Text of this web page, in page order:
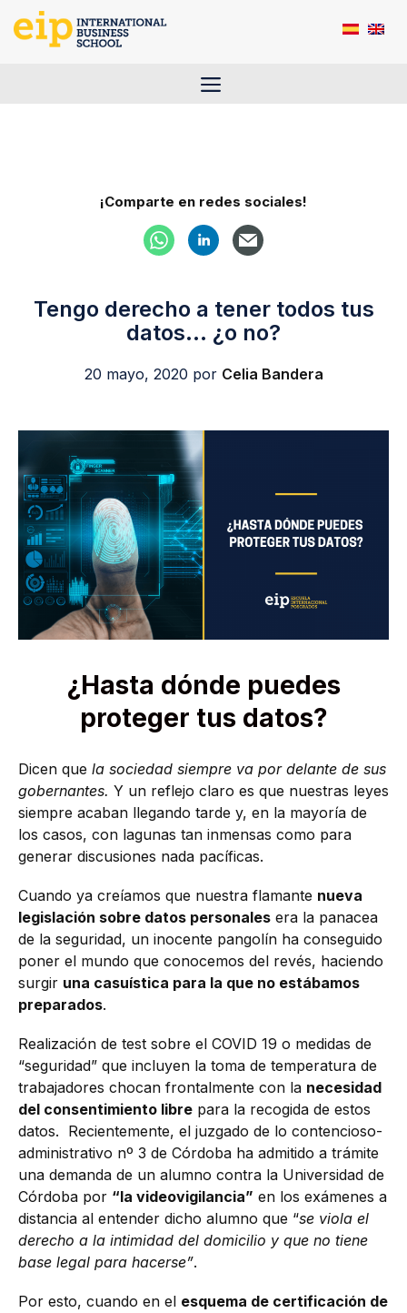
Saltar
Menú
¡Comparte en redes sociales!
Tengo derecho a tener todos tus
datos… ¿o no?
20 mayo, 2020 por Celia Bandera
¿Hasta dónde puedes
proteger tus datos?
Dicen que la sociedad siempre va por delante de sus
gobernantes. Y un reflejo claro es que nuestras leyes
siempre acaban llegando tarde y, en la mayoría de
los casos, con lagunas tan inmensas como para
generar discusiones nada pacíficas.
Cuando ya creíamos que nuestra flamante nueva
legislación sobre datos personales era la panacea
de la seguridad, un inocente pangolín ha conseguido
poner el mundo que conocemos del revés, haciendo
surgir una casuística para la que no estábamos
preparados.
Realización de test sobre el COVID 19 o medidas de
“seguridad” que incluyen la toma de temperatura de
trabajadores chocan frontalmente con la necesidad
del consentimiento libre para la recogida de estos
datos. Recientemente, el juzgado de lo contencioso-
administrativo nº 3 de Córdoba ha admitido a trámite
una demanda de un alumno contra la Universidad de
Córdoba por “la videovigilancia” en los exámenes a
distancia al entender dicho alumno que “se viola el
derecho a la intimidad del domicilio y que no tiene
base legal para hacerse”.
Por esto, cuando en el esquema de certificación de